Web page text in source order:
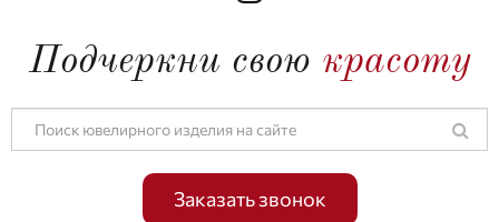
Подчеркни свою красоту
Заказать звонок